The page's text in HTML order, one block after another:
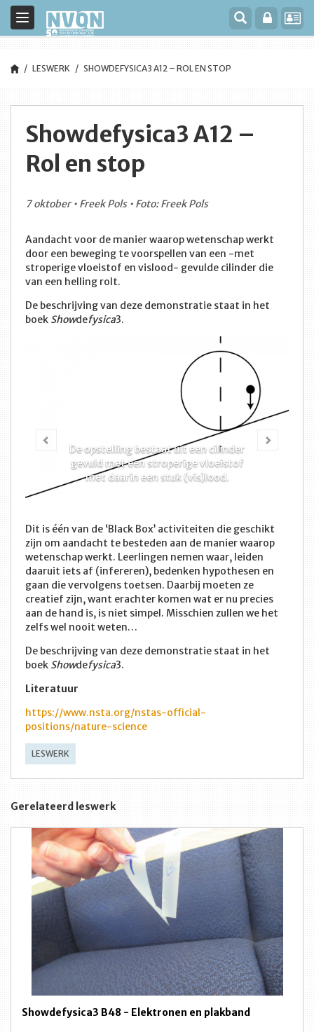
Toggle
navigation
LESWERK SHOWDEFYSICA3 A12 – ROL EN STOP
Showdefysica3 A12 –
Rol en stop
7 oktober • Freek Pols • Foto: Freek Pols
Aandacht voor de manier waarop wetenschap werkt
door een beweging te voorspellen van een -met
stroperige vloeistof en vislood- gevulde cilinder die
van een helling rolt.
De beschrijving van deze demonstratie staat in het
boek Showdefysica3.
De opstelling bestaat uit een cilinder
gevuld met een stroperige vloeistof
met daarin een stuk (vis)lood.
Dit is één van de ‘Black Box’ activiteiten die geschikt
zijn om aandacht te besteden aan de manier waarop
wetenschap werkt. Leerlingen nemen waar, leiden
daaruit iets af (infereren), bedenken hypothesen en
gaan die vervolgens toetsen. Daarbij moeten ze
creatief zijn, want erachter komen wat er nu precies
aan de hand is, is niet simpel. Misschien zullen we het
zelfs wel nooit weten…
De beschrijving van deze demonstratie staat in het
boek Showdefysica3.
Literatuur
https://www.nsta.org/nstas-official-
positions/nature-science
LESWERK
Gerelateerd leswerk
Showdefysica3 B48 - Elektronen en plakband